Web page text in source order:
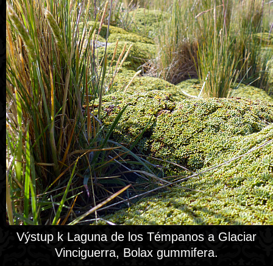
Výstup k Laguna de los Témpanos a Glaciar
Vinciguerra, Bolax gummifera.